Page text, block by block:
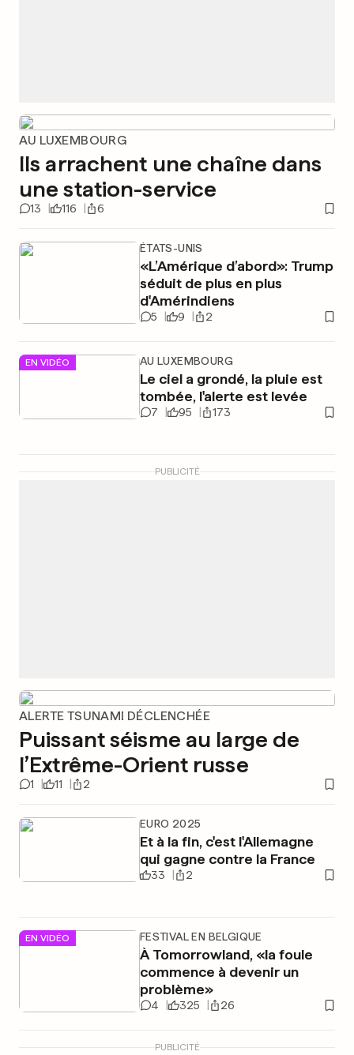
AU LUXEMBOURG
Ils arrachent une chaîne dans
une station-service
13 116 6
ÉTATS-UNIS
«L’Amérique d’abord»: Trump
séduit de plus en plus
d'Amérindiens
5 9 2
EN VIDÉO AU LUXEMBOURG
Le ciel a grondé, la pluie est
tombée, l'alerte est levée
7 95 173
PUBLICITÉ
ALERTE TSUNAMI DÉCLENCHÉE
Puissant séisme au large de
l’Extrême-Orient russe
1 11 2
EURO 2025
Et à la fin, c'est l'Allemagne
qui gagne contre la France
33 2
EN VIDÉO FESTIVAL EN BELGIQUE
À Tomorrowland, «la foule
commence à devenir un
problème»
4 325 26
PUBLICITÉ